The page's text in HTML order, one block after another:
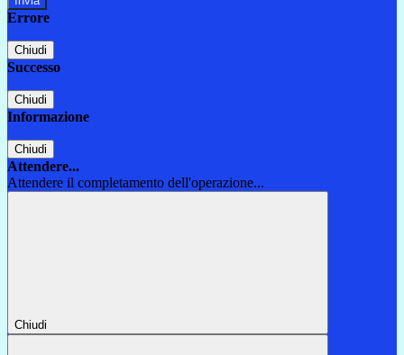
Errore
Chiudi
Successo
Chiudi
Informazione
Chiudi
Attendere...
Attendere il completamento dell'operazione...
Chiudi